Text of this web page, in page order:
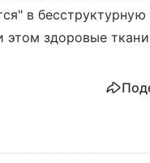
в бесструктурную
этом здоровые